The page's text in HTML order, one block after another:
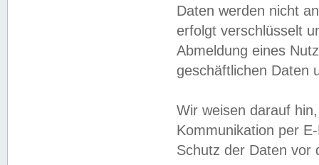
Daten werden nicht
erfolgt verschlüsselt
Abmeldung eines
geschäftlichen Daten
Wir weisen darauf
Kommunikation per
Schutz der Daten vor